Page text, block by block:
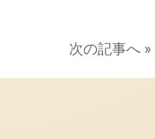
次の記事へ »